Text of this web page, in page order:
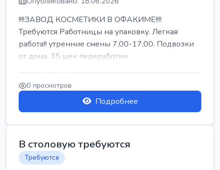
!!!!ЗАВОД КОСМЕТИКИ В ОФАКИМЕ!!!!
Требуются Работницы на упаковку. Легкая
работа!! утренние смены 7,00-17,00. Подвозки
от дома. 35 шек переработки
0 просмотров
Подробнее
В столовую требуются
Требуются